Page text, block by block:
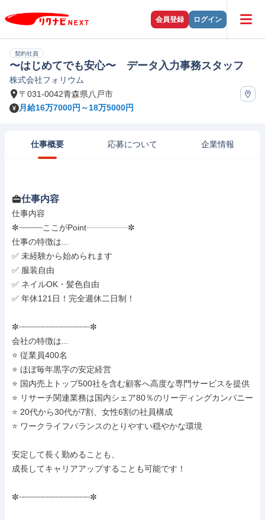
会員登録 ログイン
契約社員
〜はじめてでも安心〜 データ入力事務スタッフ
株式会社フォリウム
〒031-0042青森県八戸市
月給16万7000円～18万5000円
仕事概要 応募について 企業情報
仕事内容
仕事内容
✼┈┈┈┈┈ここがPoint┈┈┈┈┈✼
仕事の特徴は...
✅ 未経験から始められます
✅ 服装自由
✅ ネイルOK・髪色自由
✅ 年休121日！完全週休二日制！
✼┈┈┈┈┈┈┈┈┈┈┈┈┈┈┈✼
会社の特徴は...
⭐ 従業員400名
⭐ ほぼ毎年黒字の安定経営
⭐ 国内売上トップ500社を含む顧客へ高度な専門サービスを提供
⭐ リサーチ関連業務は国内シェア80％のリーディングカンパニー
⭐ 20代から30代が7割、女性6割の社員構成
⭐ ワークライフバランスのとりやすい穏やかな環境
安定して長く勤めることも、
成長してキャリアアップすることも可能です！
✼┈┈┈┈┈┈┈┈┈┈┈┈┈┈┈✼